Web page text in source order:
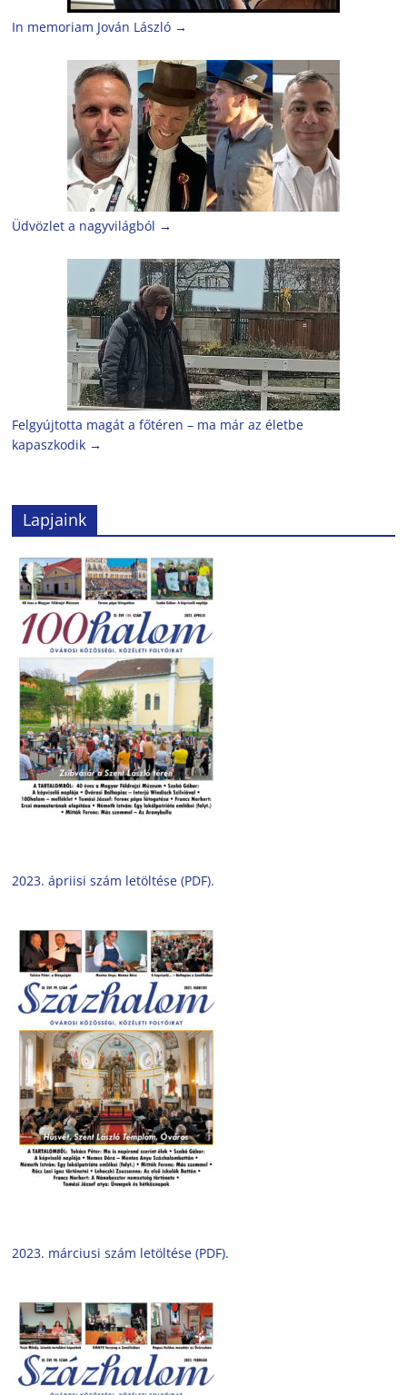
In memoriam Jován László →
Üdvözlet a nagyvilágból →
Felgyújtotta magát a főtéren – ma már az életbe
kapaszkodik →
Lapjaink
2023. ápriisi szám letöltése (PDF).
2023. márciusi szám letöltése (PDF).